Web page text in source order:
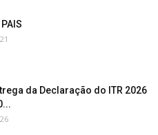
da Declaração do ITR 2026